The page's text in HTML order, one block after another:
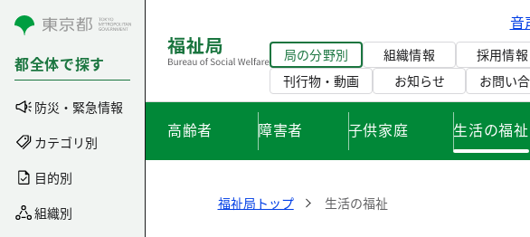
コンテンツにスキップ
都全体で探す
防災・緊急情報
カテゴリ別
目的別
組織別
音
局の分野別 組織情報 採用情報
刊行物・動画
お知らせ お問い
高齢者 障害者 子供家庭 生活の福祉
福祉局トップ 生活の福祉